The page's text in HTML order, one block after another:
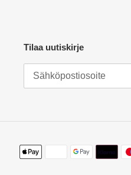
Tilaa uutiskirje